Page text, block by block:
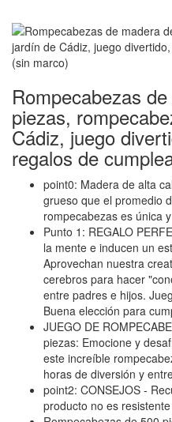
Rompecabezas
piezas,
Cádiz, juego
regalos de
point0: Madera de alta
grueso que el promedio
rompecabezas es única
Punto 1: REGALO
la mente e inducen un
Aprovechan nuestra
cerebros para hacer
entre padres e hijos.
Buena elección para
JUEGO DE
piezas: Emocione y
este increíble
horas de diversión y
point2: CONSEJOS -
producto no es